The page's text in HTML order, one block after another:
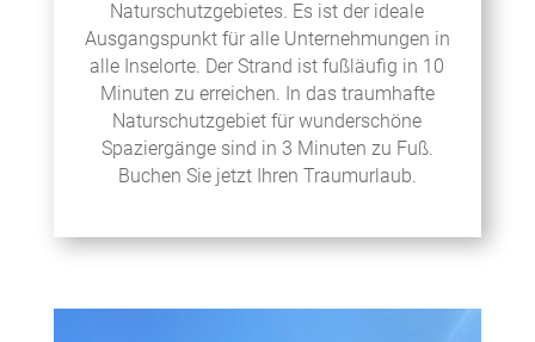
Naturschutzgebietes. Es ist der ideale
Ausgangspunkt für alle Unternehmungen in
alle Inselorte. Der Strand ist fußläufig in 10
Minuten zu erreichen. In das traumhafte
Naturschutzgebiet für wunderschöne
Spaziergänge sind in 3 Minuten zu Fuß.
Buchen Sie jetzt Ihren Traumurlaub.